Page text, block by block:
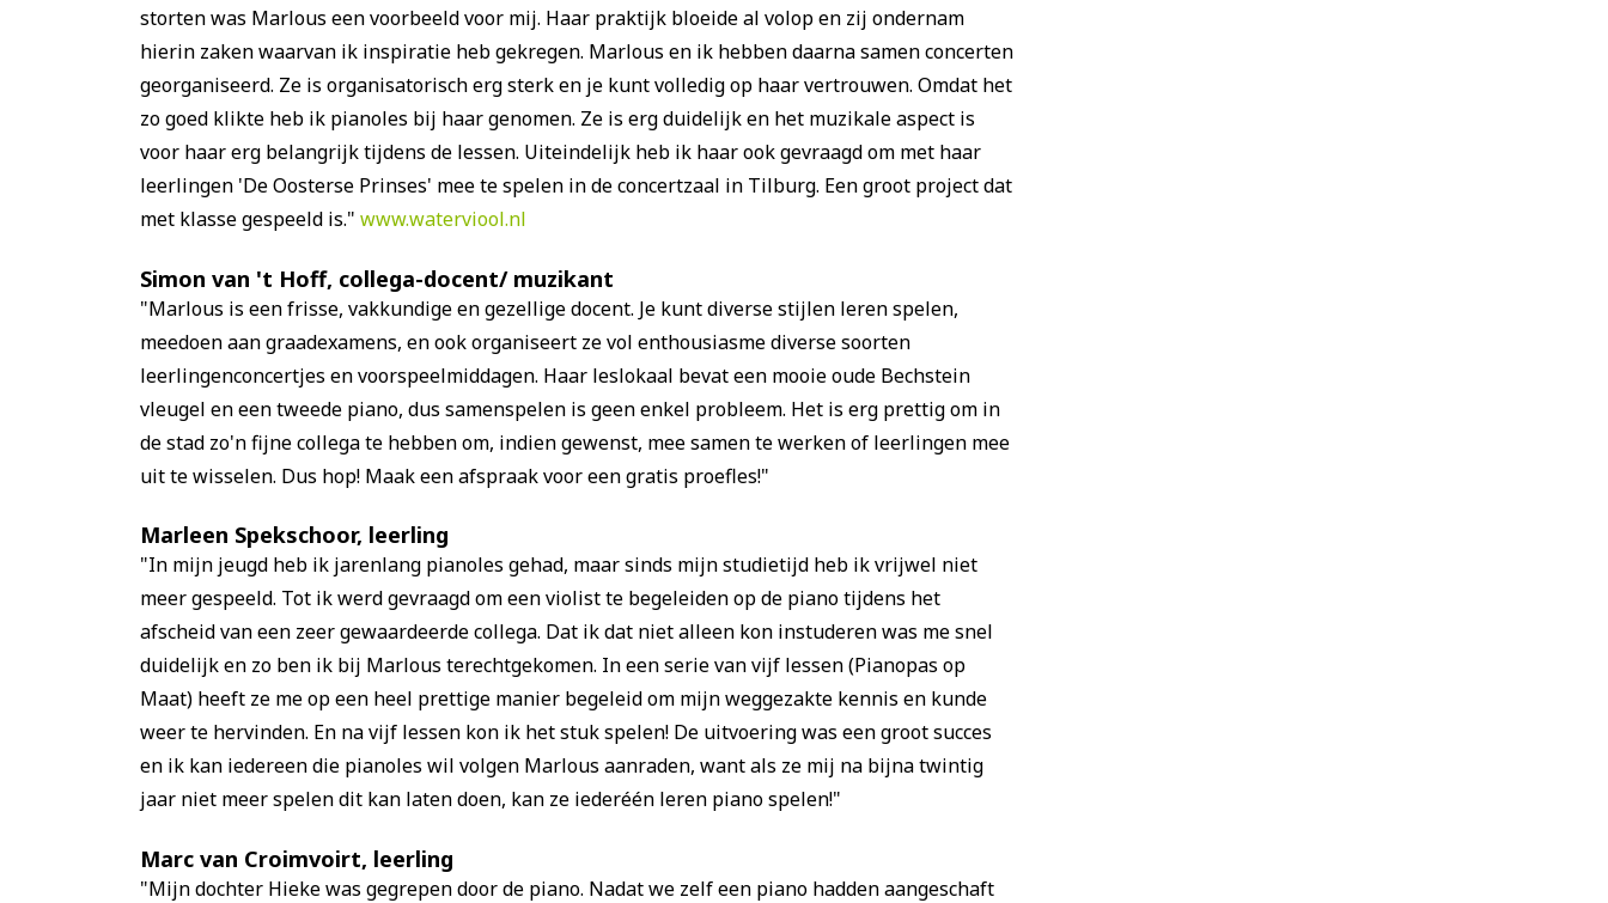
storten was Marlous een voorbeeld voor mij. Haar praktijk bloeide al volop en zij ondernam
hierin zaken waarvan ik inspiratie heb gekregen. Marlous en ik hebben daarna samen concerten
georganiseerd. Ze is organisatorisch erg sterk en je kunt volledig op haar vertrouwen. Omdat het
zo goed klikte heb ik pianoles bij haar genomen. Ze is erg duidelijk en het muzikale aspect is
voor haar erg belangrijk tijdens de lessen. Uiteindelijk heb ik haar ook gevraagd om met haar
leerlingen 'De Oosterse Prinses' mee te spelen in de concertzaal in Tilburg. Een groot project dat
met klasse gespeeld is." www.waterviool.nl
Simon van 't Hoff, collega-docent/ muzikant
"Marlous is een frisse, vakkundige en gezellige docent. Je kunt diverse stijlen leren spelen,
meedoen aan graadexamens, en ook organiseert ze vol enthousiasme diverse soorten
leerlingenconcertjes en voorspeelmiddagen. Haar leslokaal bevat een mooie oude Bechstein
vleugel en een tweede piano, dus samenspelen is geen enkel probleem. Het is erg prettig om in
de stad zo'n fijne collega te hebben om, indien gewenst, mee samen te werken of leerlingen mee
uit te wisselen. Dus hop! Maak een afspraak voor een gratis proefles!"
Marleen Spekschoor, leerling
"In mijn jeugd heb ik jarenlang pianoles gehad, maar sinds mijn studietijd heb ik vrijwel niet
meer gespeeld. Tot ik werd gevraagd om een violist te begeleiden op de piano tijdens het
afscheid van een zeer gewaardeerde collega. Dat ik dat niet alleen kon instuderen was me snel
duidelijk en zo ben ik bij Marlous terechtgekomen. In een serie van vijf lessen (Pianopas op
Maat) heeft ze me op een heel prettige manier begeleid om mijn weggezakte kennis en kunde
weer te hervinden. En na vijf lessen kon ik het stuk spelen! De uitvoering was een groot succes
en ik kan iedereen die pianoles wil volgen Marlous aanraden, want als ze mij na bijna twintig
jaar niet meer spelen dit kan laten doen, kan ze iederéén leren piano spelen!"
Marc van Croimvoirt, leerling
"Mijn dochter Hieke was gegrepen door de piano. Nadat we zelf een piano hadden aangeschaft